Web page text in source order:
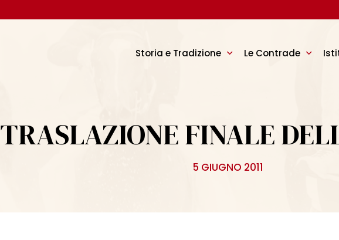
Storia e Tradizione Le Contrade
TRASLAZIONE FINALE
5 GIUGNO 2011